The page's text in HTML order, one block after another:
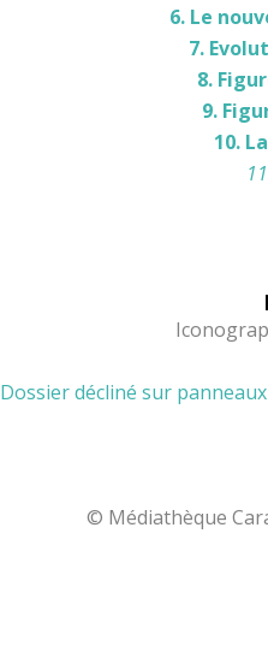
6. Le
7.
8.
9.
10.
Dossier décliné sur
© Médiathèque